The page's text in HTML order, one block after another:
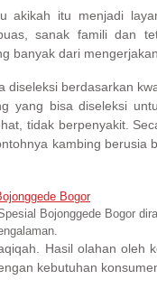
akikah itu menjadi
sanak famili dan
banyak dari
berdasarkan
yang bisa diseleksi
tidak berpenyakit.
kambing berusia
Bojonggede Bogor
Hasil olahan oleh
kebutuhan